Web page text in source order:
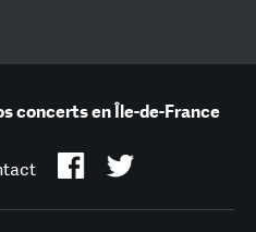
concerts en Île-de-France